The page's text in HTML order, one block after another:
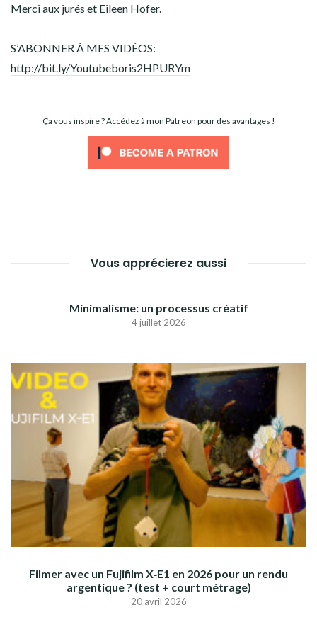
Merci aux jurés et Eileen Hofer.
S’ABONNER À MES VIDÉOS:
http://bit.ly/Youtubeboris2HPURYm
Ça vous inspire ? Accédez à mon Patreon pour des avantages !
Vous apprécierez aussi
Minimalisme: un processus créatif
4 juillet 2026
Filmer avec un Fujifilm X‑E1 en 2026 pour un rendu
argentique ? (test + court métrage)
20 avril 2026